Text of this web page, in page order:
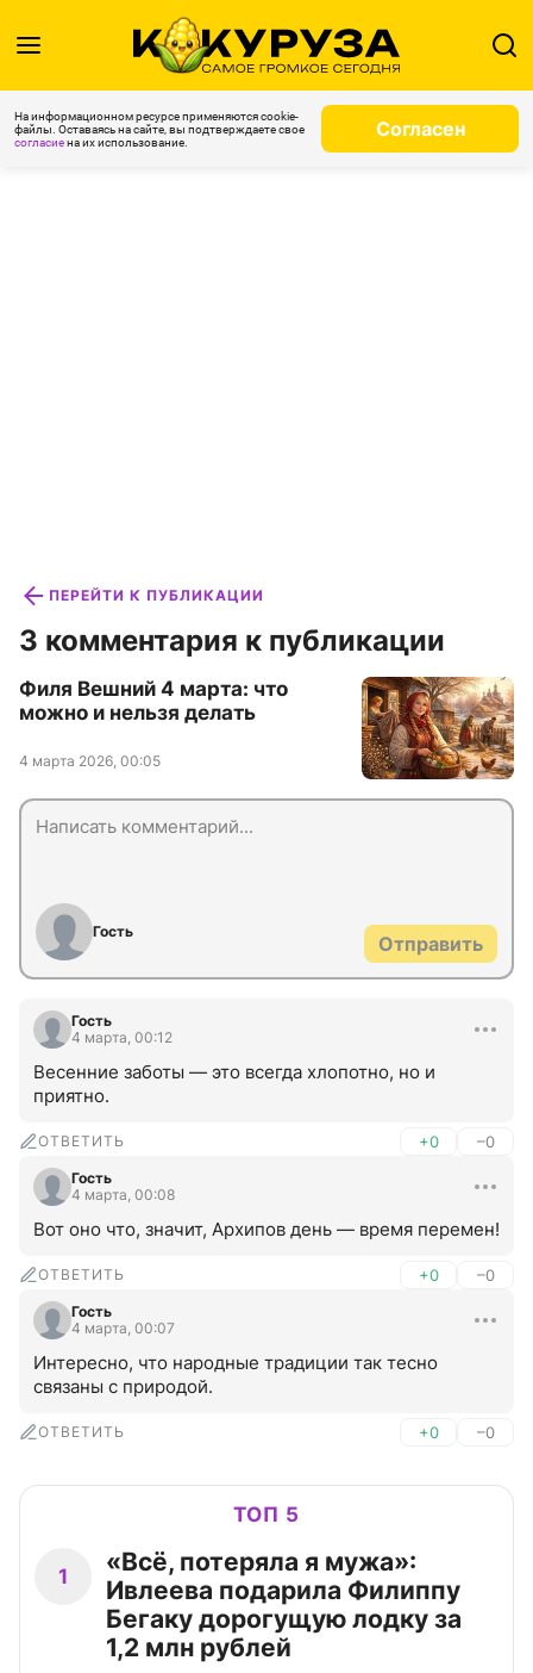
На информационном ресурсе применяются cookie-
файлы. Оставаясь на сайте, вы подтверждаете свое
согласиена их использование.
Согласен
ПЕРЕЙТИ К ПУБЛИКАЦИИ
3 комментария к публикации
Филя Вешний 4 марта: что
можно и нельзя делать
4 марта 2026, 00:05
Гость
Отправить
Гость
4 марта, 00:12
Весенние заботы — это всегда хлопотно, но и
приятно.
ОТВЕТИТЬ +0 –0
Гость
4 марта, 00:08
Вот оно что, значит, Архипов день — время перемен!
ОТВЕТИТЬ +0 –0
Гость
4 марта, 00:07
Интересно, что народные традиции так тесно
связаны с природой.
ОТВЕТИТЬ +0 –0
ТОП 5
1
«Всё, потеряла я мужа»:
Ивлеева подарила Филиппу
Бегаку дорогущую лодку за
1,2 млн рублей